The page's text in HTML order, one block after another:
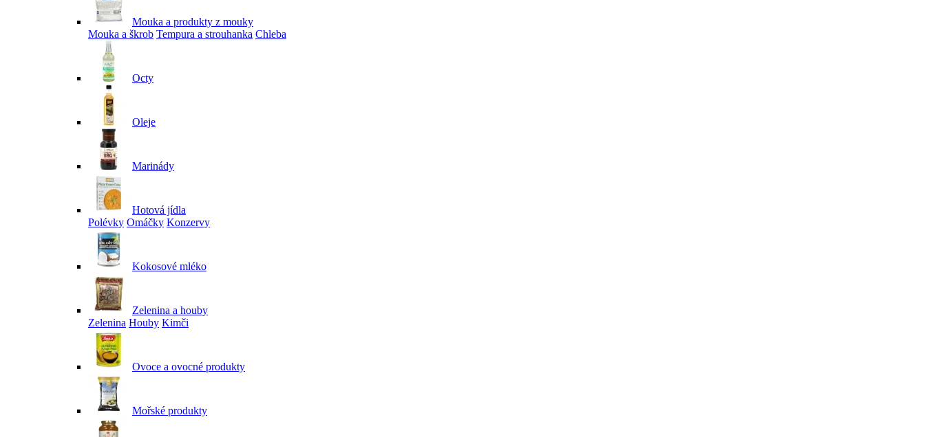
Mouka a produkty z mouky
Mouka a škrob Tempura a strouhanka Chleba
Octy
Oleje
Marinády
Hotová jídla
Polévky Omáčky Konzervy
Kokosové mléko
Zelenina a houby
Zelenina Houby Kimči
Ovoce a ovocné produkty
Mořské produkty